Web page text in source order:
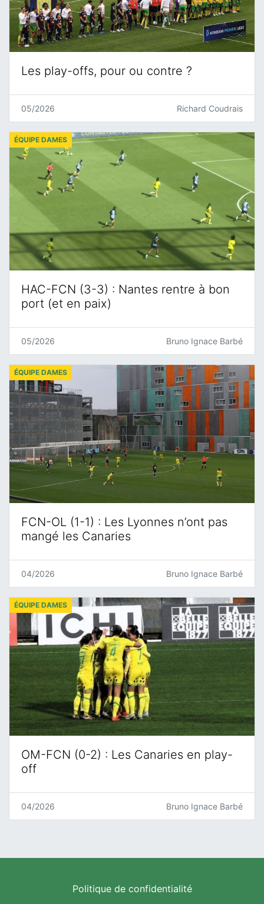
Les play-offs, pour ou contre ?
05/2026 Richard Coudrais
HAC-FCN (3-3) : Nantes rentre à bon
port (et en paix)
ÉQUIPE DAMES
05/2026 Bruno Ignace Barbé
FCN-OL (1-1) : Les Lyonnes n’ont pas
mangé les Canaries
ÉQUIPE DAMES
04/2026 Bruno Ignace Barbé
OM-FCN (0-2) : Les Canaries en play-
off
ÉQUIPE DAMES
04/2026 Bruno Ignace Barbé
Politique de confidentialité